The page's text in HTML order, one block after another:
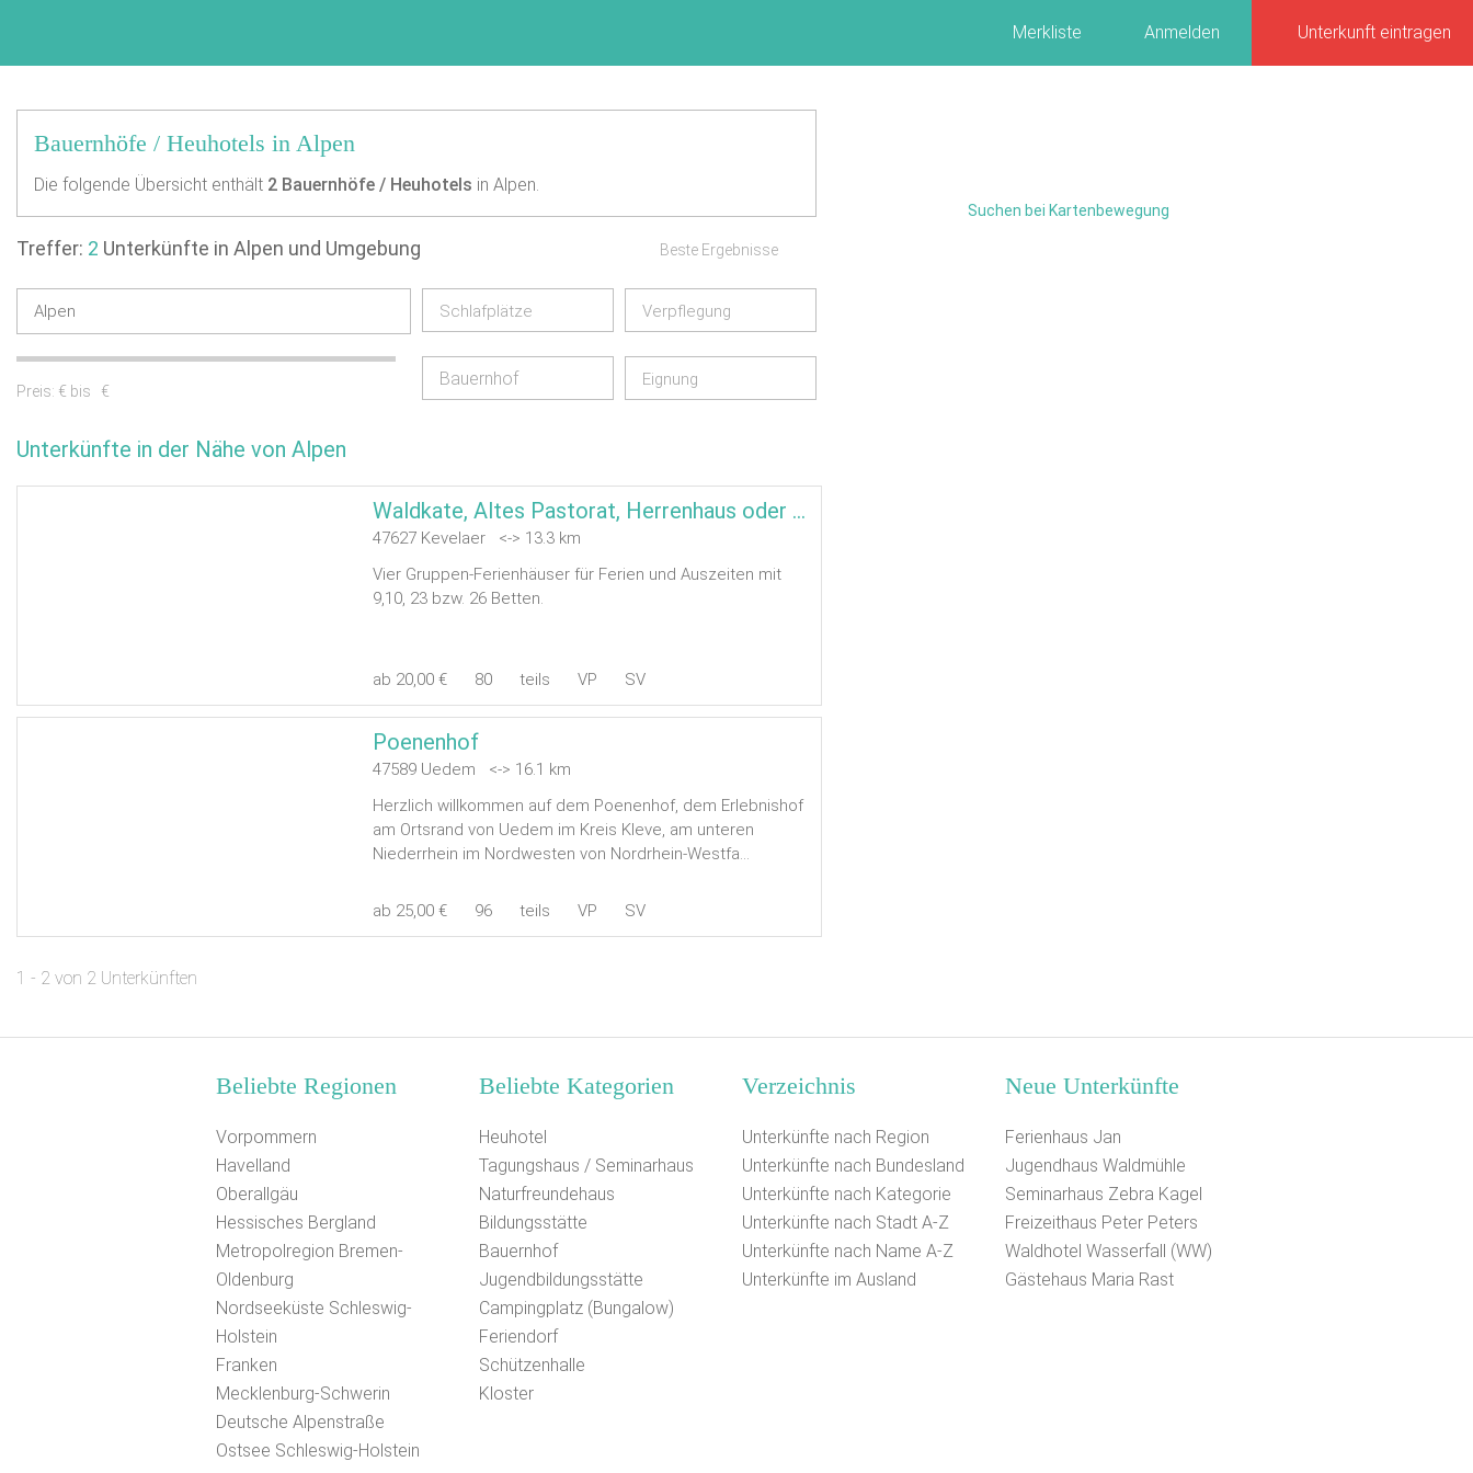
Merkliste Anmelden Unterkunft eintragen
Bauernhöfe / Heuhotels in Alpen
Die folgende Übersicht enthält 2 Bauernhöfe / Heuhotels in Alpen.
Treffer: 2 Unterkünfte in Alpen und Umgebung Beste Ergebnisse
Schlafplätze Verpflegung
Preis: € bis €
Bauernhof Eignung
Unterkünfte in der Nähe von Alpen
Waldkate, Altes Pastorat, Herrenhaus oder Michelshof
47627 Kevelaer <-> 13.3 km
Vier Gruppen-Ferienhäuser für Ferien und Auszeiten mit
9,10, 23 bzw. 26 Betten.
ab 20,00 € 80 teils VP SV
Poenenhof
47589 Uedem <-> 16.1 km
Herzlich willkommen auf dem Poenenhof, dem Erlebnishof
am Ortsrand von Uedem im Kreis Kleve, am unteren
Niederrhein im Nordwesten von Nordrhein-Westfa...
ab 25,00 € 96 teils VP SV
1 - 2 von 2 Unterkünften
Suchen bei Kartenbewegung
Beliebte Regionen
Vorpommern
Havelland
Oberallgäu
Hessisches Bergland
Metropolregion Bremen-
Oldenburg
Nordseeküste Schleswig-
Holstein
Franken
Mecklenburg-Schwerin
Deutsche Alpenstraße
Ostsee Schleswig-Holstein
Beliebte Kategorien
Heuhotel
Tagungshaus / Seminarhaus
Naturfreundehaus
Bildungsstätte
Bauernhof
Jugendbildungsstätte
Campingplatz (Bungalow)
Feriendorf
Schützenhalle
Kloster
Verzeichnis
Unterkünfte nach Region
Unterkünfte nach Bundesland
Unterkünfte nach Kategorie
Unterkünfte nach Stadt A-Z
Unterkünfte nach Name A-Z
Unterkünfte im Ausland
Neue Unterkünfte
Ferienhaus Jan
Jugendhaus Waldmühle
Seminarhaus Zebra Kagel
Freizeithaus Peter Peters
Waldhotel Wasserfall (WW)
Gästehaus Maria Rast